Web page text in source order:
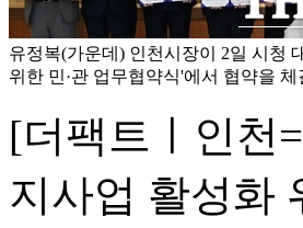
유정복(가운데) 인천시장이 2일 시청
위한 민·관 업무협약식'에서 협약을
[더팩트ㅣ인천
지사업 활성화